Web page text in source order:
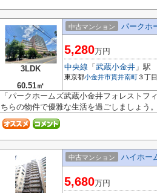
3LDK
60.51㎡
中古マンション パークホ
5,280万円
中央線 「 武蔵小金井 」駅
東京都小金井市貫井南町３丁
「パークホームズ武蔵小金井フォレスト
ちらの物件で優雅な生活を過ごしましょう
中古マンション ハイホー
5,680万円